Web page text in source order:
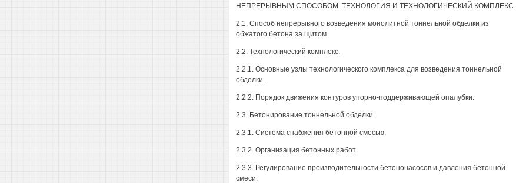
НЕПРЕРЫВНЫМ СПОСОБОМ. ТЕХНОЛОГИЯ И ТЕХНОЛОГИЧЕСКИЙ КОМПЛЕКС.
2.1. Способ непрерывного возведения монолитной тоннельной обделки из
обжатого бетона за щитом.
2.2. Технологический комплекс.
2.2.1. Основные узлы технологического комплекса для возведения тоннельной
обделки.
2.2.2. Порядок движения контуров упорно-поддерживающей опалубки.
2.3. Бетонирование тоннельной обделки.
2.3.1. Система снабжения бетонной смесью.
2.3.2. Организация бетонных работ.
2.3.3. Регулирование производительности бетононасосов и давления бетонной
смеси.